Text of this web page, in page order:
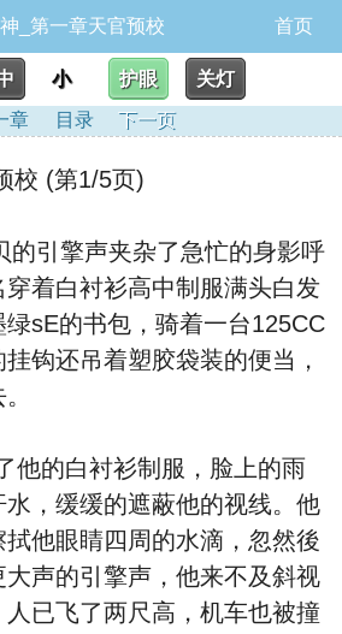
_第一章天官预校 首页
小 护眼
关灯
章
目录 下一页
(第1/5页)
引擎声夹杂了急忙的身影呼
着白衬衫高中制服满头白发
sE的书包，骑着一台125CC
钩还吊着塑胶袋装的便当，
的白衬衫制服，脸上的雨
，缓缓的遮蔽他的视线。他
他眼睛四周的水滴，忽然後
声的引擎声，他来不及斜视
已飞了两尺高，机车也被撞